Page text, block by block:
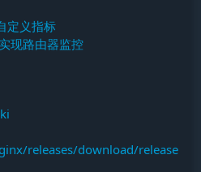
定义指标
现路由器监控
releases/download/release